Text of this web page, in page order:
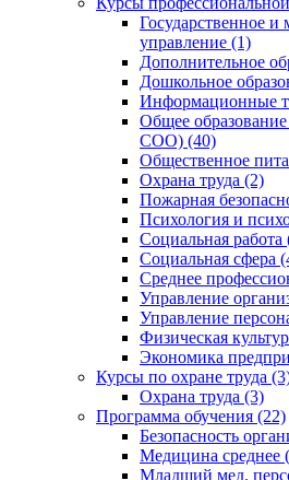
Государственное
управление (1)
Дополнительное
Дошкольное
Информационные
Общее
СОО) (40)
Общественное
Охрана труда (2)
Пожарная
Психология и
Социальная работа
Социальная сфера
Среднее
Управление
Управление
Физическая
Экономика
Курсы по охране труда
Охрана труда (3)
Программа обучения (22)
Безопасность
Медицина среднее
Младший мед.